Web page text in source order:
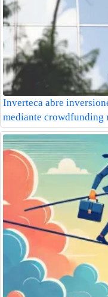
Inverteca abre
mediante crowdfunding